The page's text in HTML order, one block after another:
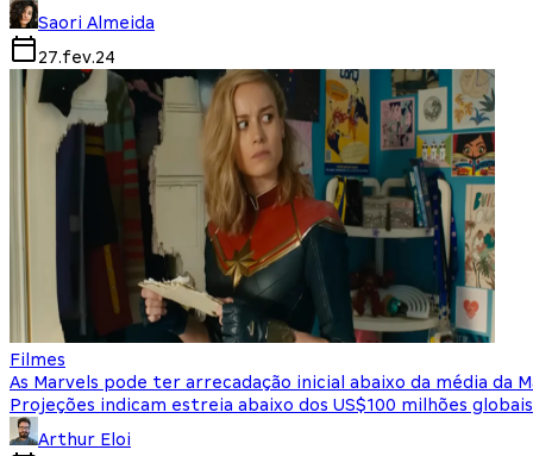
Saori Almeida
27.fev.24
Filmes
As Marvels pode ter arrecadação inicial abaixo da média da
Projeções indicam estreia abaixo dos US$100 milhões globais
Arthur Eloi